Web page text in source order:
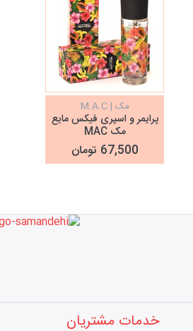
مک | M.A.C
پرایمر و اسپری فیکس مایع
مک MAC
67,500 تومان
خدمات مشتریان